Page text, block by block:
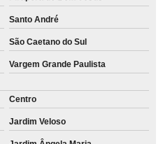
Santo André
São Caetano do Sul
Vargem Grande Paulista
Centro
Jardim Veloso